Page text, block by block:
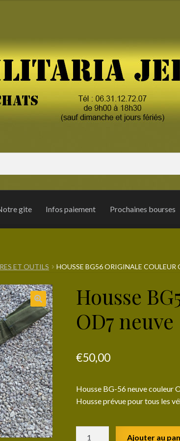
gite Infos paiement Prochaines bourses
ET OUTILS HOUSSE BG56 ORIGINALE COULEUR
Housse
OD7 neuve
€50,00
Housse BG-56 neuve couleur
Housse prévue pour tous les
Ajouter au